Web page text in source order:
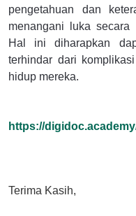
pengetahuan dan
menangani luka secara
Hal ini diharapkan
terhindar dari
hidup mereka.
https://
Terima Kasih,